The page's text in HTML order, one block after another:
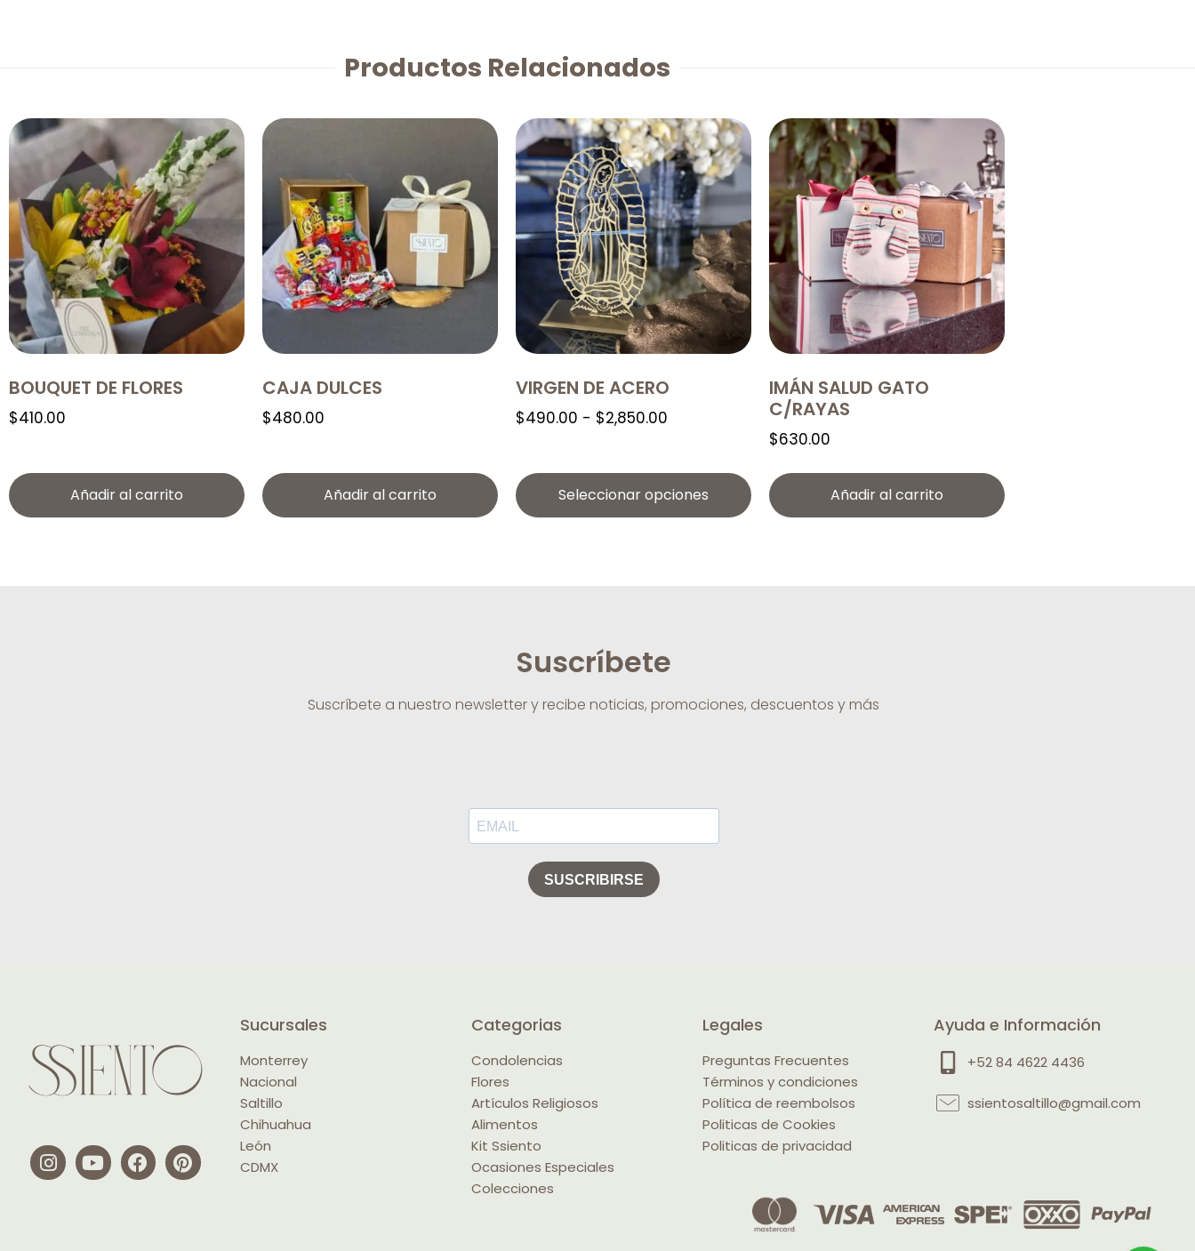
Productos Relacionados
BOUQUET DE FLORES
$410.00
Añadir al carrito
CAJA DULCES
$480.00
Añadir al carrito
VIRGEN DE ACERO
$490.00 - $2,850.00
Seleccionar opciones
IMÁN SALUD GATO
C/RAYAS
$630.00
Añadir al carrito
Suscríbete
Suscríbete a nuestro newsletter y recibe noticias, promociones, descuentos y más
Sucursales
Monterrey
Nacional
Saltillo
Chihuahua
León
CDMX
Categorias
Condolencias
Flores
Artículos Religiosos
Alimentos
Kit Ssiento
Ocasiones Especiales
Colecciones
Legales
Preguntas Frecuentes
Términos y condiciones
Política de reembolsos
Politicas de Cookies
Politicas de privacidad
Ayuda e Información
+52 84 4622 4436
ssientosaltillo@gmail.com